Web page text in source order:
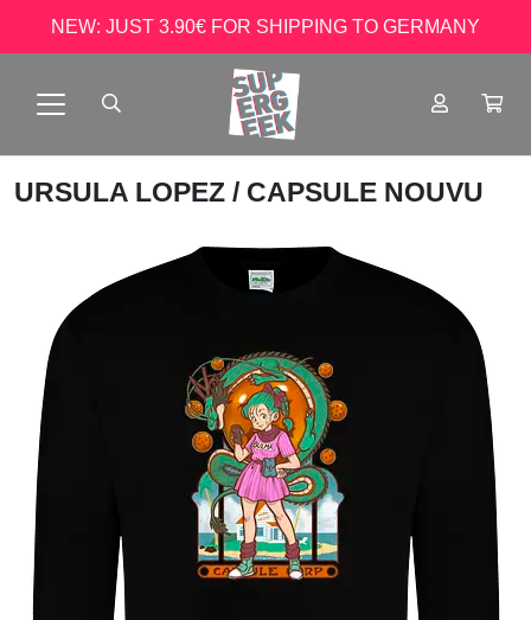
NEW: JUST 3.90€ FOR SHIPPING TO GERMANY
URSULA LOPEZ / CAPSULE NOUVU